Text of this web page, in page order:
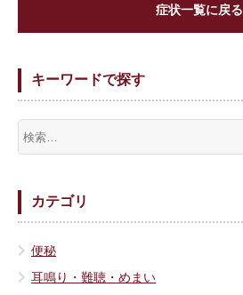
症状一覧に戻る
キーワードで探す
カテゴリ
便秘
耳鳴り・難聴・めまい